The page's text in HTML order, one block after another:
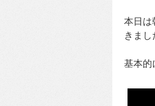
本日は
きまし
基本的